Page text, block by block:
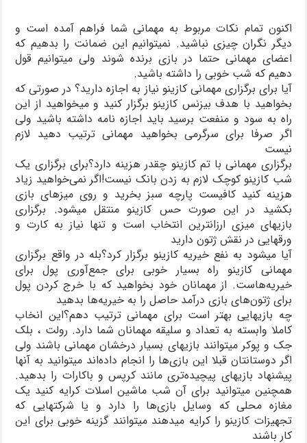
اکنون تمام نکات مربوط به مهمانی شما فراهم آمده است و
دیگر نگران چیزی نباشید. نمیتوانیم این ضمانت را بدهیم که
اعضای مهمانی حتما در بازی برنده شوند ولی میتوانیم قول
دهیم که شب خوبی را داشته باشید.
آیا برای برگزاری مهمانی کازینو نیاز به اجازه دارید؟ در صورتی که
بخواهید با هدف بیزنس کازینو برگزار کنید و میخواهید از این
راه به سود و منفعت برسید باید اجازه نامه داشته باشید ولی
اگر صرفا برای سرگرمی بخواهید مهمانی ترتیب دهید لازم
نیست
برگزاری مهمانی با تم کازینو چقدر هزینه دارد؟برای برگزاری یک
شب کازینو کوچک لازم به زدن بانک نیست!اگر نمی‌خواهید زیاد
هزینه کنید کافیست پارچه سبز بخرید و روی میزهای بازی
بکشید در این صورت حس کازینو منتقل میشود. برگزاری
بازیهای میزی ارزانترین انتخاب است و تنها نیاز به کارت و
ورقهایی در نقش ژتون دارید
آیا میشود به نفع خیریه کازینو برگزار کرد؟بله در واقع برگزاری
مهمانی کازینو راه بسیار خوبی برای جمع‌آوری پول برای
خیریه‌هاست. از مهمانان خود بخواهید که با خرج کردن پول
برای ژتون‌های بازی درآمد حاصل را به خیریه‌ها بدهید
چه بازیهایی بهتر است برای مهمانی ترتیب دهم؟این انخاب
کاملا وابسته به تعداد و سلیقه مهمانان شما دارد. رولت ، بلک
جک و پوکر میتوانند بازیهای بسیار درخشان مهمانی باشند ولی
اگر دوستانتان قبلا این بازی‌ها را انجام داده‌اند میتوانید به آنها
پیشنهاد بازیهای پیچیده‌تری مانند کرپس و باکارات را بدهید.
همچنین میتوانید برای آن شب ماشین اسلات کرایه کنید یک
مغازه محلی که وسایل بازی‌ها را دارد و یا شرکتهایی که
تجهیزات کازینو را کرایه میدهند میتوانند گزینه خوبی برای این
کار باشند